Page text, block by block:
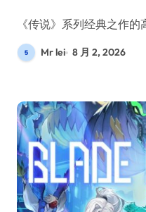
《传说》系列经典之
Mr lei 8 月 2, 2026